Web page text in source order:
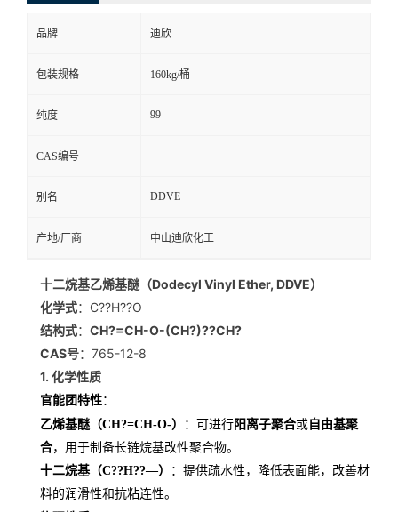
式
在
线
留
言
品牌 迪欣
包装规格 160kg/桶
纯度 99
CAS编号
别名 DDVE
产地/厂商 中山迪欣化工
十二烷基乙烯基醚（Dodecyl Vinyl Ether, DDVE）
化学式：C??H??O
结构式： CH?=CH-O-(CH?)??CH?
CAS号：765-12-8
1. 化学性质
官能团特性：
乙烯基醚（CH?=CH-O-）
：可进行阳离子聚合或 自由基聚
合，用于制备长链烷基改性聚合物。
十二烷基（C??H??—）
：提供疏水性，降低表面能，改善材
料的润滑性和抗粘连性。